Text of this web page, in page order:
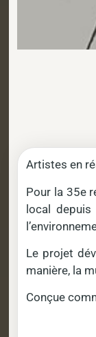
Artistes en
Pour la 35e
local
Le projet
manière, la
Conçue